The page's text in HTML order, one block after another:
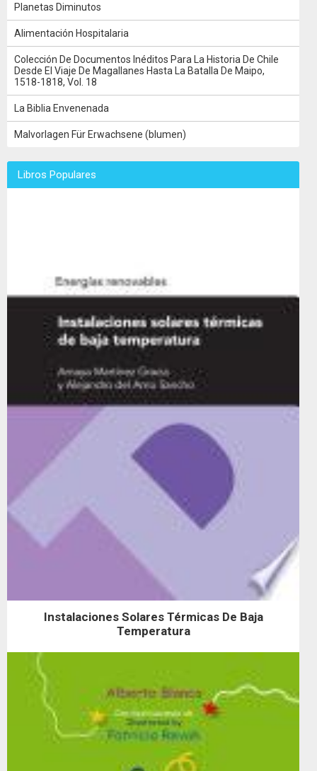
Planetas Diminutos
Alimentación Hospitalaria
Colección De Documentos Inéditos Para La Historia De Chile
Desde El Viaje De Magallanes Hasta La Batalla De Maipo,
1518-1818, Vol. 18
La Biblia Envenenada
Malvorlagen Für Erwachsene (blumen)
Libros Populares
Instalaciones Solares Térmicas De Baja
Temperatura